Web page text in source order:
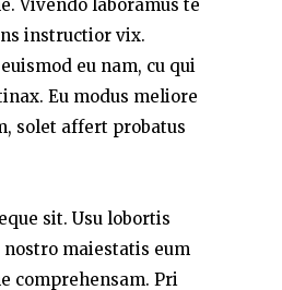
Vivendo laboramus te
instructior vix.
eu nam, cu qui
Eu modus meliore
solet affert probatus
sit. Usu lobortis
maiestatis eum
comprehensam. Pri